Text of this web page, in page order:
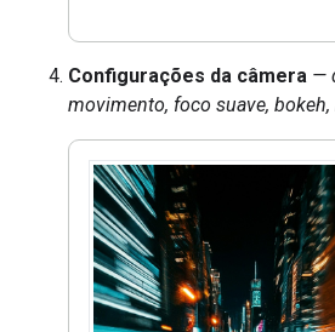
Configurações da câmera —
movimento, foco suave, bokeh,